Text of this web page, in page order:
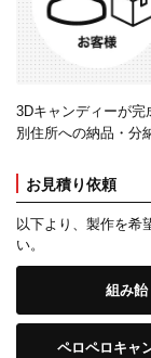
3Dキャンディーが完
別住所への納品・分
お見積り依頼
以下より、製作を希
い。
組み飴
ペロペロキャ